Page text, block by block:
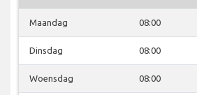
Maandag 08:00
Dinsdag 08:00
Woensdag 08:00